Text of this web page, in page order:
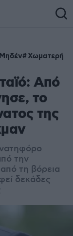
Χωματερή
Από
το
της
την
τη βόρεια
δεκάδες